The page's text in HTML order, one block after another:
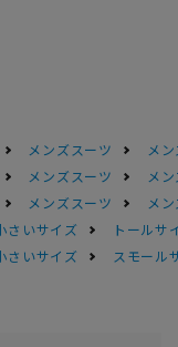
メンズスーツ
メ
メンズスーツ
メ
メンズスーツ
メ
さいサイズ
トールサ
さいサイズ スモール